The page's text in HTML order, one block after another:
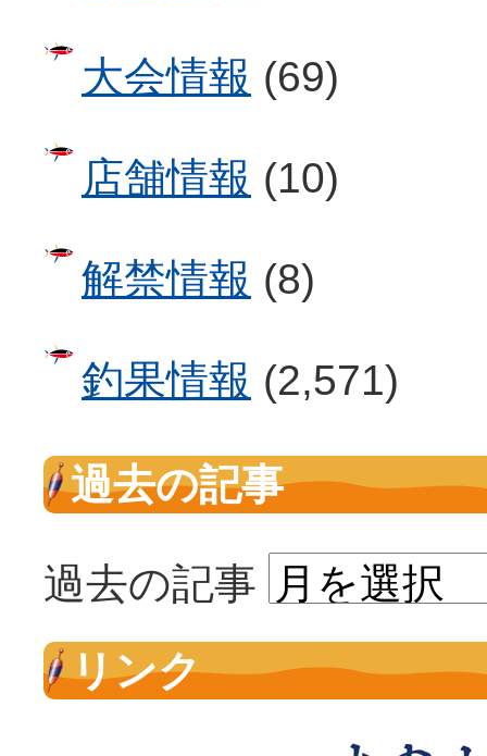
大会情報 (69)
店舗情報 (10)
解禁情報 (8)
釣果情報 (2,571)
過去の記事
過去の記事
リンク